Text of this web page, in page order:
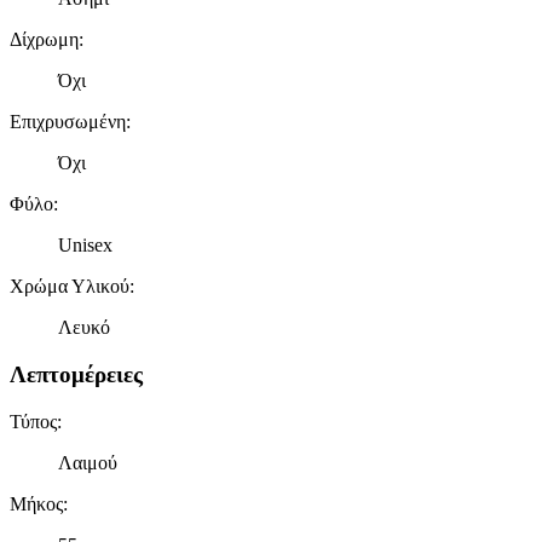
Δίχρωμη:
Όχι
Επιχρυσωμένη:
Όχι
Φύλο:
Unisex
Χρώμα Υλικού:
Λευκό
Λεπτομέρειες
Τύπος:
Λαιμού
Μήκος: